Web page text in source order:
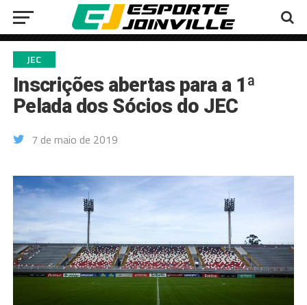
JEC
Inscrições abertas para a 1ª
Pelada dos Sócios do JEC
7 de maio de 2019